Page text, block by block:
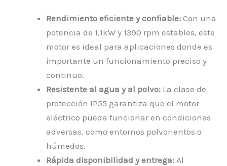
Rendimiento eficiente y confiable: Con una
potencia de 1,1kW y 1390 rpm estables, este
motor es ideal para aplicaciones donde es
importante un funcionamiento preciso y
continuo.
Resistente al agua y al polvo: La clase de
protección IP55 garantiza que el motor
eléctrico pueda funcionar en condiciones
adversas, como entornos polvorientos o
húmedos.
Rápida disponibilidad y entrega: Al